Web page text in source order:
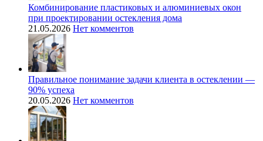
Комбинирование пластиковых и алюминиевых окон
при проектировании остекления дома
21.05.2026 Нет комментов
Правильное понимание задачи клиента в остеклении —
90% успеха
20.05.2026 Нет комментов